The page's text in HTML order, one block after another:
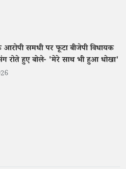
आरोपी समधी पर फूटा बीजेपी विधायक
रोते हुए बोले- 'मेरे साथ भी हुआ धोखा'